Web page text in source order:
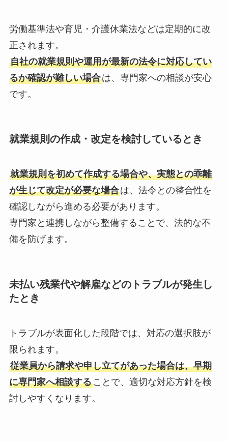
労働基準法や育児・介護休業法などは定期的に改
正されます。
自社の就業規則や運用が最新の法令に対応してい
るか確認が難しい場合は、専門家への相談が安心
です。
就業規則の作成・改定を検討しているとき
就業規則を初めて作成する場合や、実態との乖離
が生じて改定が必要な場合は、法令との整合性を
確認しながら進める必要があります。
専門家と連携しながら整備することで、法的な不
備を防げます。
未払い残業代や解雇などのトラブルが発生し
たとき
トラブルが表面化した段階では、対応の選択肢が
限られます。
従業員から請求や申し立てがあった場合は、早期
に専門家へ相談することで、適切な対応方針を検
討しやすくなります。